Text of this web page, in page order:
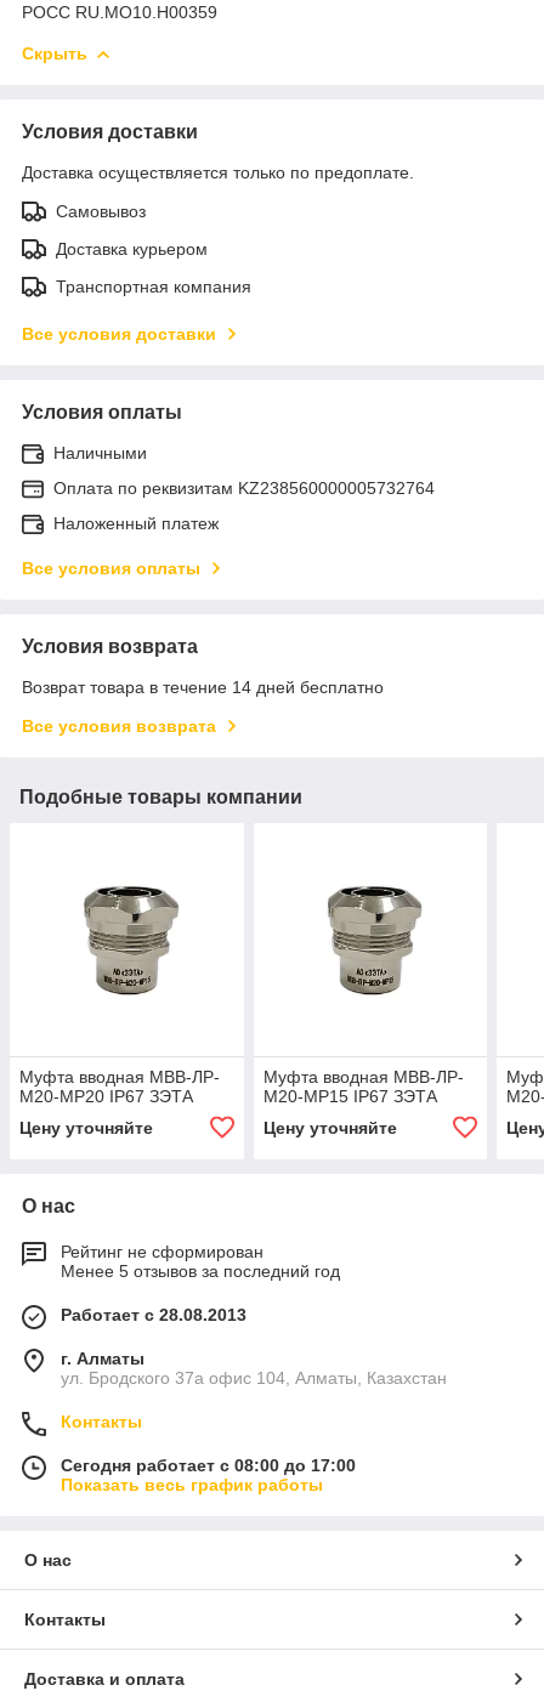
РОСС RU.MO10.H00359
Скрыть
Условия доставки
Доставка осуществляется только по предоплате.
Самовывоз
Доставка курьером
Транспортная компания
Все условия доставки
Условия оплаты
Наличными
Оплата по реквизитам KZ238560000005732764
Наложенный платеж
Все условия оплаты
Условия возврата
Возврат товара в течение 14 дней бесплатно
Все условия возврата
Подобные товары компании
Муфта вводная МВВ-ЛР-
М20-МР20 IP67 ЗЭТА
Цену уточняйте
Муфта вводная МВВ-ЛР-
М20-МР15 IP67 ЗЭТА
Цену уточняйте
О нас
Рейтинг не сформирован
Менее 5 отзывов за последний год
Работает с 28.08.2013
г. Алматы
ул. Бродского 37а офис 104, Алматы, Казахстан
Контакты
Сегодня работает с 08:00 до 17:00
Показать весь график работы
О нас
Контакты
Доставка и оплата